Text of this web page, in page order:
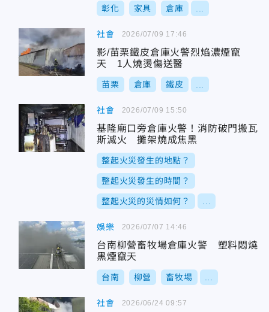
彰化 家具 倉庫
社會
影/苗栗鐵皮倉庫火警烈焰濃煙竄
天 1人燒燙傷送醫
苗栗 倉庫 鐵皮
2026/07/09 17:46
社會
基隆廟口旁倉庫火警！消防破門搬瓦
斯滅火 攤架燒成焦黑
整起火災發生的地點？
整起火災發生的時間？
整起火災的災情如何？
2026/07/09 15:50
娛樂
台南柳營畜牧場倉庫火警 塑料悶燒
黑煙竄天
台南 柳營 畜牧場
2026/07/07 14:46
社會 2026/06/24 09:57